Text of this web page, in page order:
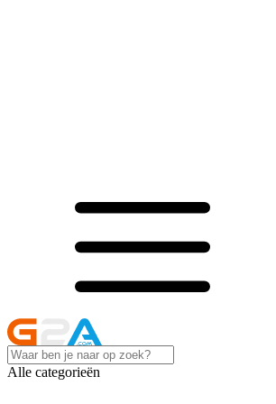
Alle categorieën